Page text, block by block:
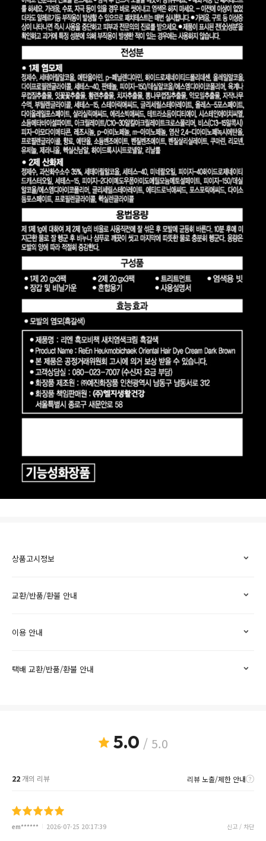
상품고시정보
교환/반품/환불 안내
이용 안내
택배 교환/반품/환불 안내
5.0 / 5.0
22개의 리뷰 리뷰 노출/제한 안내
em****** 2026-07-25 20:17:39 신고 / 차단